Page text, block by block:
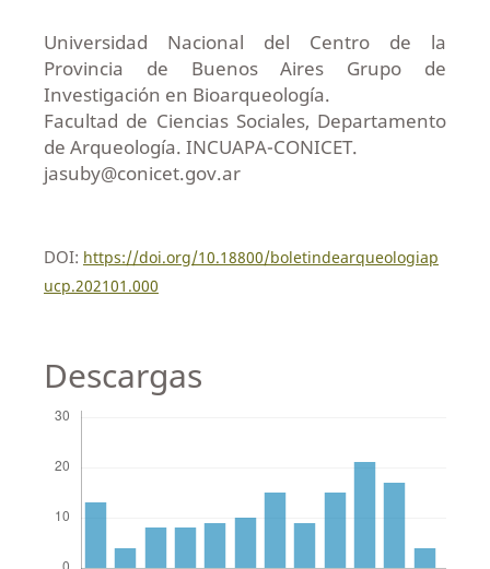
Universidad Nacional del Centro de la
Provincia de Buenos Aires Grupo de
Investigación en Bioarqueología.
Facultad de Ciencias Sociales, Departamento
de Arqueología. INCUAPA-CONICET.
jasuby@conicet.gov.ar
DOI: https://doi.org/10.18800/boletindearqueologiap
ucp.202101.000
Descargas